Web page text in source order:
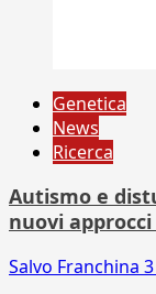
Genetica
News
Ricerca
Autismo e
nuovi
Salvo Franchina